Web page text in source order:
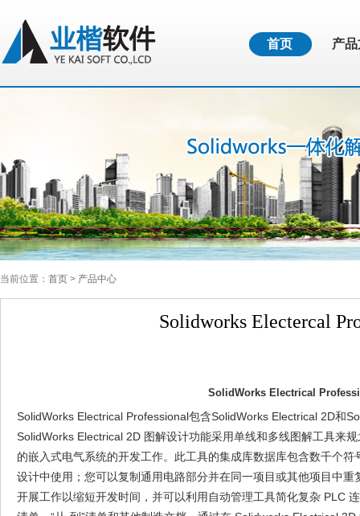
首页 产
当前位置： 首页 > 产品中心
Solidworks Electercal
SolidWorks Electrical
SolidWorks Electrical Professional包含SolidWorks Electrical 2D和
SolidWorks Electrical 2D 图解设计功能采用单线和多线图解工具来
的嵌入式电气系统的开发工作。此工具的集成库数据库包含数千个
设计中使用；您可以复制通用电路部分并在同一项目或其他项目中
开展工作以缩短开发时间，并可以利用自动管理工具简化复杂 PLC